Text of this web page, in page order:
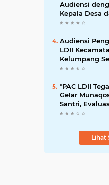
Audiensi
Kepala Desa
Babinsa
Audiensi
LDII
Kelumpang
Dengan K.U.A.
*PAC LDII
Gelar
Santri,
Pembelajaran
Lihat